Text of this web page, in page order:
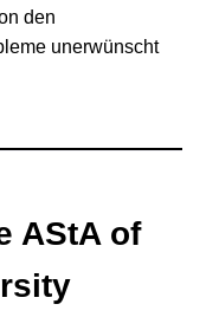
den
unerwünscht
AStA of